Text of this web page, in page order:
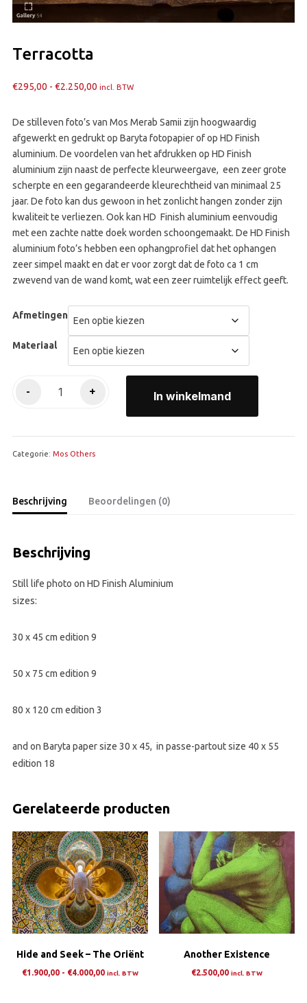
Terracotta
€295,00 - €2.250,00Prijsklasse:
tot
€2.250,00
incl. BTW
De stilleven foto’s van Mos Merab Samii zijn hoogwaardig
afgewerkt en gedrukt op Baryta fotopapier of op HD Finish
aluminium. De voordelen van het afdrukken op HD Finish
aluminium zijn naast de perfecte kleurweergave, een zeer grote
scherpte en een gegarandeerde kleurechtheid van minimaal 25
jaar. De foto kan dus gewoon in het zonlicht hangen zonder zijn
kwaliteit te verliezen. Ook kan HD Finish aluminium eenvoudig
met een zachte natte doek worden schoongemaakt. De HD Finish
aluminium foto’s hebben een ophangprofiel dat het ophangen
zeer simpel maakt en dat er voor zorgt dat de foto ca 1 cm
zwevend van de wand komt, wat een zeer ruimtelijk effect geeft.
Afmetingen
Materiaal
-
Terracotta
+ In winkelmand
Categorie: Mos Others
Beschrijving Beoordelingen (0)
Beschrijving
Still life photo on HD Finish Aluminium
sizes:
30 x 45 cm edition 9
50 x 75 cm edition 9
80 x 120 cm edition 3
and on Baryta paper size 30 x 45, in passe-partout size 40 x 55
edition 18
Gerelateerde producten
Hide and Seek – The Oriënt
€1.900,00 - €4.000,00Prijsklasse:
incl. BTW
Another Existence
€2.500,00 incl. BTW